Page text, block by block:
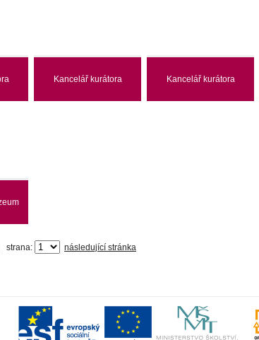
Kancelář kurátora Kancelář kurátora
strana: následující stránka